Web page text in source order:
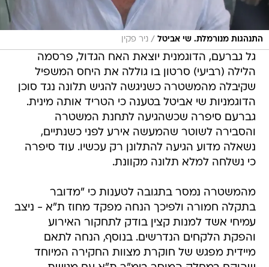
התנהגות מנורמלת. שי אביטל / ניר פקין
גל גברעם, הדוגמנית יוצאת האח הגדול, פרסמה
הלילה (רביעי) סרטון בו גוללה את היחס המשפיל
שקיבלה מהמשטרה כשניגשה להגיש תלונה נגד סוכן
הדוגמניות שי אביטל בטענה כי הטריד אותה מינית.
גברעם סיפרה שכשהגיעה לתחנת המשטרה
והסבירה לשוטר שהמעשה אירע לפני כשנתיים,
נשאלה מדוע הגיעה להתלונן רק עכשיו. עוד סיפרה
כי נשלחה למלא תלונה מקוונת.
מהמשטרה נמסר בתגובה לטענות כי "מדובר
בתקלה חמורה ולפיכך הנחה מפקד מחוז ת"א - ניצב
עמיחי אשד למנות קצין בודק לתחקור האירוע
והפקת הלקחים הנדרשים. בנוסף, הנחה לתאם
מיידית מפגש של חוקרת מצוות החקירה המיוחד